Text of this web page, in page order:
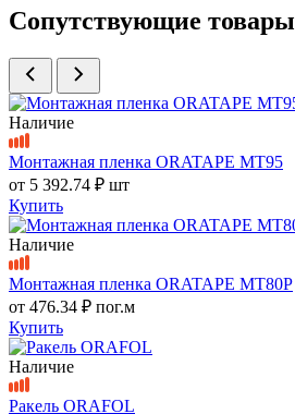
Сопутствующие товары
Наличие
Монтажная пленка ORATAPE MT95
от 5 392.74 ₽ шт
Купить
Наличие
Монтажная пленка ORATAPE MT80P
от 476.34 ₽ пог.м
Купить
Наличие
Ракель ORAFOL